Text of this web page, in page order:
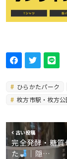
ひらかたパーク
枚方市駅・枚方
古い投稿
完全発酵・糖
た
｜隠…